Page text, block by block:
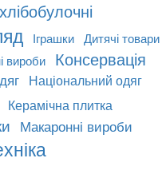
Іграшки Дитячі товари
вироби Консервація
Національний одяг
Керамічна плитка
Макаронні вироби